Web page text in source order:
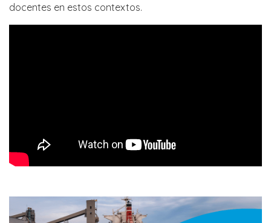
docentes en estos contextos.